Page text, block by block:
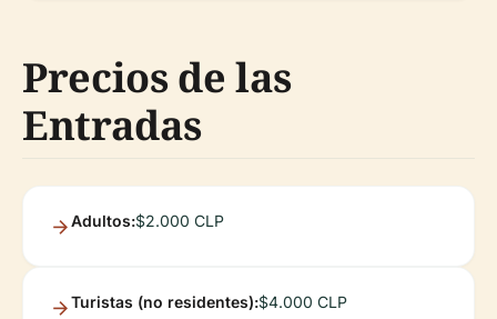
Precios de las
Entradas
Adultos:$2.000 CLP
Turistas (no residentes):$4.000 CLP